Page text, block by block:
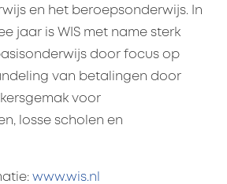
en het beroepsonderwijs. In
jaar is WIS met name sterk
door focus op
van betalingen door
voor
losse scholen en
www.wis.nl